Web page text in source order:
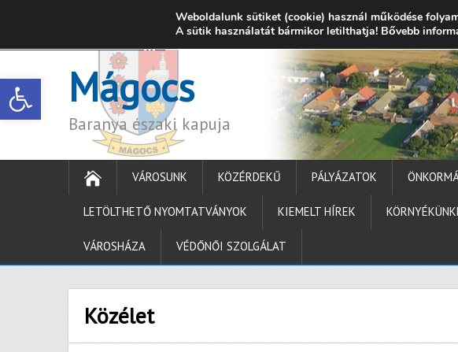
Open toolbar
7342 Mágocs, Szabadság utca 39. onkormanyzat@magocs.hu +36 (72)
Mágocs
Baranya északi kapuja
VÁROSUNK KÖZÉRDEKŰ PÁLYÁZATOK
LETÖLTHETŐ NYOMTATVÁNYOK KIEMELT HÍREK
VÁROSHÁZA VÉDŐNŐI SZOLGÁLAT
Közélet
Weboldalunk sütiket (cookie) használ működése
A sütik használatát bármikor letilthatja! Bővebb